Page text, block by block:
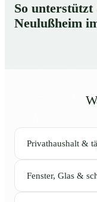
So unterstützt
Neulußheim
Privathaushalt &
Fenster, Glas &